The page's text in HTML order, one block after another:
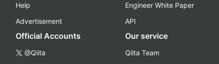
Help
Advertisement
Engineer White Paper
API
Official Accounts
@Qiita
Our service
Qiita Team